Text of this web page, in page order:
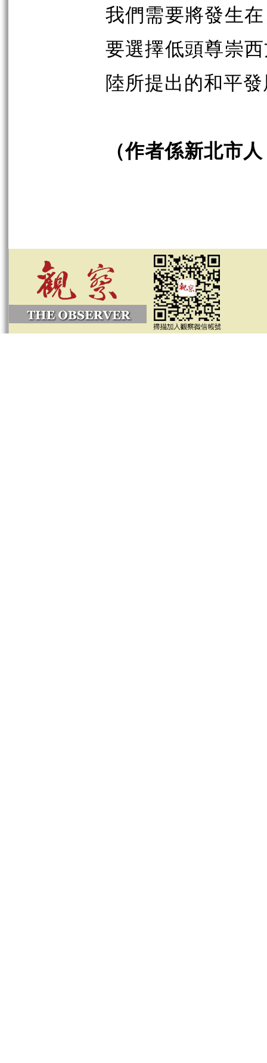
我們需要將發生
要選擇低頭尊崇
陸所提出的和平
（作者係新北市